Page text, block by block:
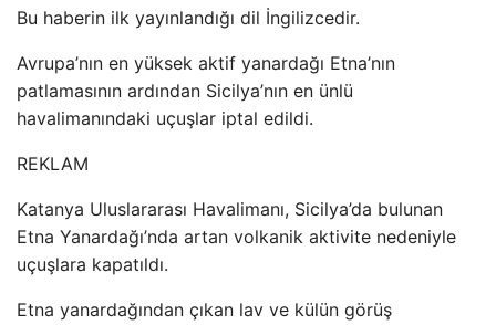
Bu haberin ilk yayınlandığı dil İngilizcedir.
Avrupa’nın en yüksek aktif yanardağı Etna’nın
patlamasının ardından Sicilya’nın en ünlü
havalimanındaki uçuşlar iptal edildi.
REKLAM
Katanya Uluslararası Havalimanı, Sicilya’da bulunan
Etna Yanardağı’nda artan volkanik aktivite nedeniyle
uçuşlara kapatıldı.
Etna yanardağından çıkan lav ve külün görüş